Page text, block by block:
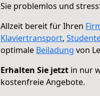
Sie problemlos und
Allzeit bereit für Ihren
Klaviertransport,
optimale Beiladung von
Erhalten Sie jetzt in nur
kostenfreie Angebote.